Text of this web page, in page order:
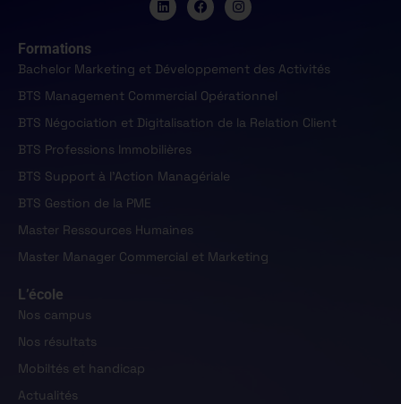
Formations
Bachelor Marketing et Développement des Activités
BTS Management Commercial Opérationnel
BTS Négociation et Digitalisation de la Relation Client
BTS Professions Immobilières
BTS Support à l'Action Managériale
BTS Gestion de la PME
Master Ressources Humaines
Master Manager Commercial et Marketing
L’école
Nos campus
Nos résultats
Mobiltés et handicap
Actualités